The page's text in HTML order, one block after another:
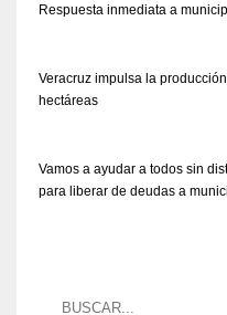
Respuesta inmediata a
Veracruz impulsa la
hectáreas
Vamos a ayudar a todos sin
para liberar de deudas a